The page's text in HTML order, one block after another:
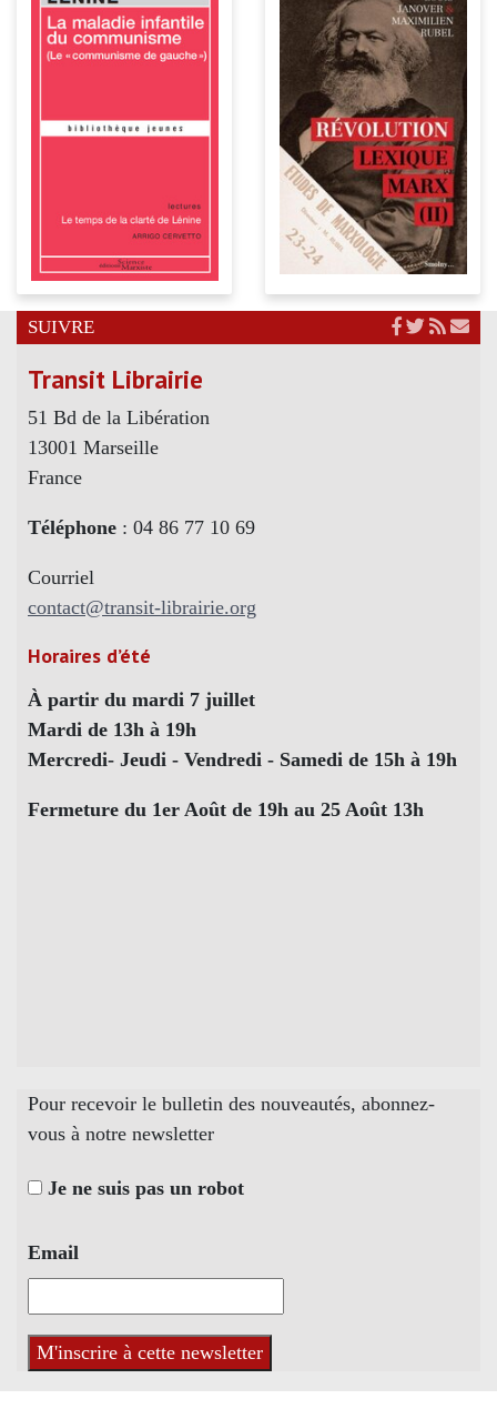
SUIVRE
Transit Librairie
51 Bd de la Libération
13001 Marseille
France
Téléphone : 04 86 77 10 69
Courriel
contact@transit-librairie.org
Horaires d’été
À partir du mardi 7 juillet
Mardi de 13h à 19h
Mercredi- Jeudi - Vendredi - Samedi de 15h à 19h
Fermeture du 1er Août de 19h au 25 Août 13h
Pour recevoir le bulletin des nouveautés, abonnez-
vous à notre newsletter
Je ne suis pas un robot
Email